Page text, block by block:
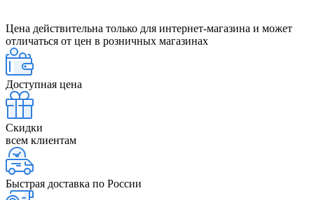
Цена действительна только для интернет-магазина и может
отличаться от цен в розничных магазинах
Доступная цена
Скидки
всем клиентам
Быстрая доставка по России